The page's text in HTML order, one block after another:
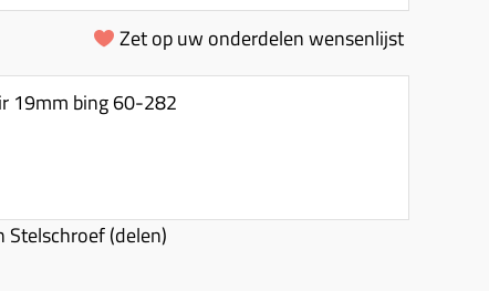
Zet op uw onderdelen wensenlijst
19mm bing 60-282
Stelschroef (delen)